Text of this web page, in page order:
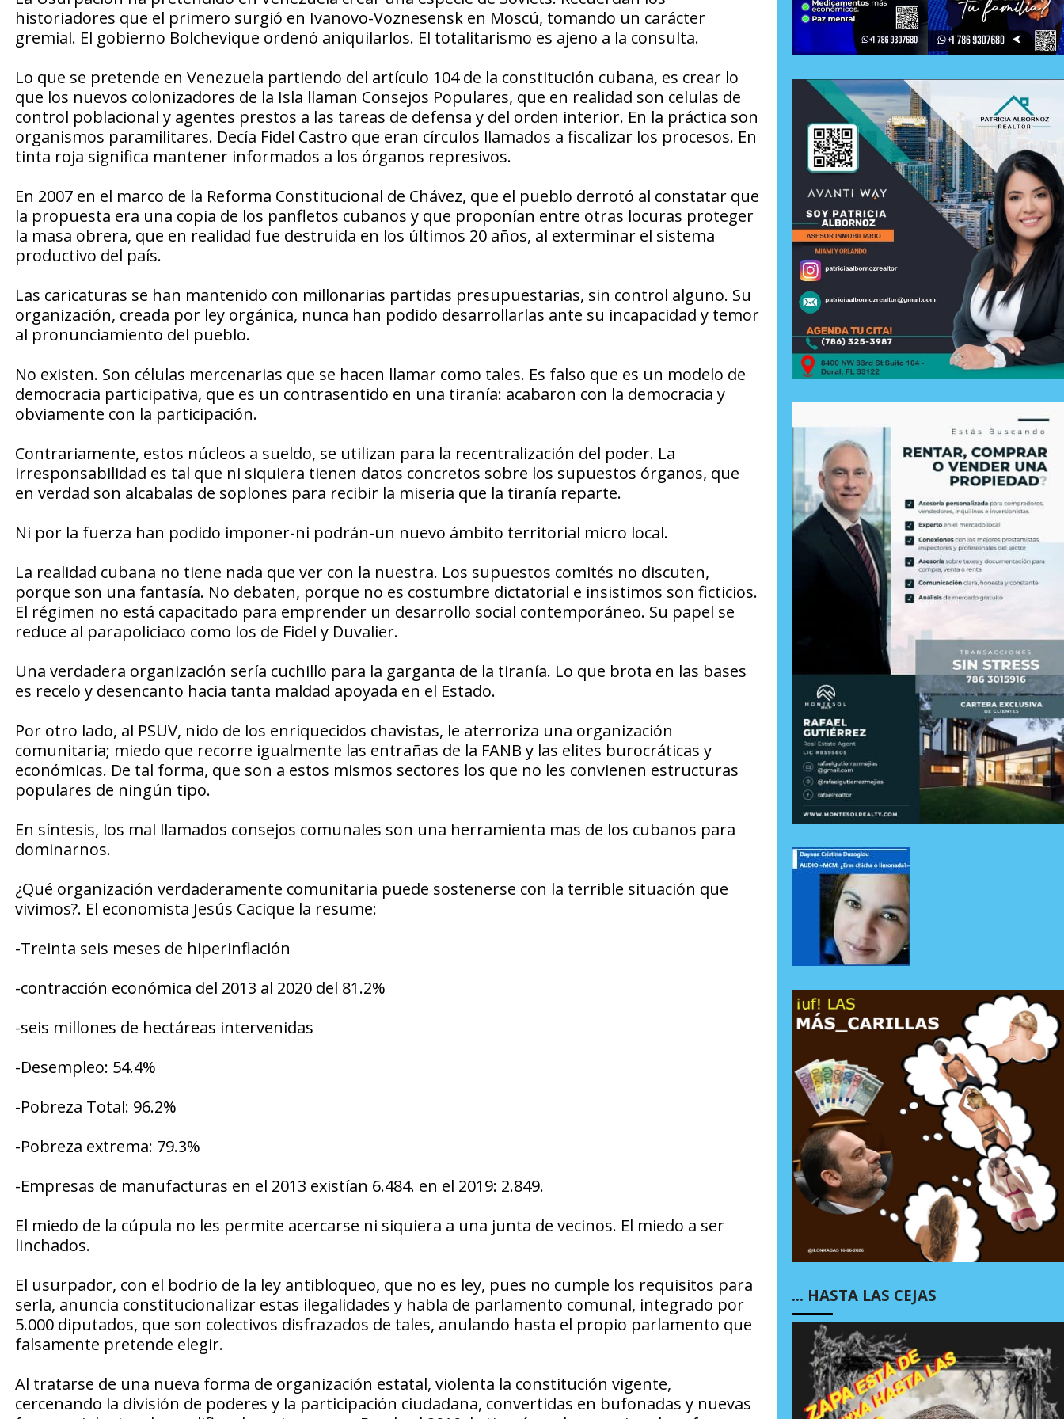
historiadores que el primero surgió en Ivanovo-Voznesensk en Moscú, tomando un carácter
gremial. El gobierno Bolchevique ordenó aniquilarlos. El totalitarismo es ajeno a la consulta.
Lo que se pretende en Venezuela partiendo del artículo 104 de la constitución cubana, es crear lo
que los nuevos colonizadores de la Isla llaman Consejos Populares, que en realidad son celulas de
control poblacional y agentes prestos a las tareas de defensa y del orden interior. En la práctica son
organismos paramilitares. Decía Fidel Castro que eran círculos llamados a fiscalizar los procesos. En
tinta roja significa mantener informados a los órganos represivos.
En 2007 en el marco de la Reforma Constitucional de Chávez, que el pueblo derrotó al constatar que
la propuesta era una copia de los panfletos cubanos y que proponían entre otras locuras proteger
la masa obrera, que en realidad fue destruida en los últimos 20 años, al exterminar el sistema
productivo del país.
Las caricaturas se han mantenido con millonarias partidas presupuestarias, sin control alguno. Su
organización, creada por ley orgánica, nunca han podido desarrollarlas ante su incapacidad y temor
al pronunciamiento del pueblo.
No existen. Son células mercenarias que se hacen llamar como tales. Es falso que es un modelo de
democracia participativa, que es un contrasentido en una tiranía: acabaron con la democracia y
obviamente con la participación.
Contrariamente, estos núcleos a sueldo, se utilizan para la recentralización del poder. La
irresponsabilidad es tal que ni siquiera tienen datos concretos sobre los supuestos órganos, que
en verdad son alcabalas de soplones para recibir la miseria que la tiranía reparte.
Ni por la fuerza han podido imponer-ni podrán-un nuevo ámbito territorial micro local.
La realidad cubana no tiene nada que ver con la nuestra. Los supuestos comités no discuten,
porque son una fantasía. No debaten, porque no es costumbre dictatorial e insistimos son ficticios.
El régimen no está capacitado para emprender un desarrollo social contemporáneo. Su papel se
reduce al parapoliciaco como los de Fidel y Duvalier.
Una verdadera organización sería cuchillo para la garganta de la tiranía. Lo que brota en las bases
es recelo y desencanto hacia tanta maldad apoyada en el Estado.
Por otro lado, al PSUV, nido de los enriquecidos chavistas, le aterroriza una organización
comunitaria; miedo que recorre igualmente las entrañas de la FANB y las elites burocráticas y
económicas. De tal forma, que son a estos mismos sectores los que no les convienen estructuras
populares de ningún tipo.
En síntesis, los mal llamados consejos comunales son una herramienta mas de los cubanos para
dominarnos.
¿Qué organización verdaderamente comunitaria puede sostenerse con la terrible situación que
vivimos?. El economista Jesús Cacique la resume:
-Treinta seis meses de hiperinflación
-contracción económica del 2013 al 2020 del 81.2%
-seis millones de hectáreas intervenidas
-Desempleo: 54.4%
-Pobreza Total: 96.2%
-Pobreza extrema: 79.3%
-Empresas de manufacturas en el 2013 existían 6.484. en el 2019: 2.849.
El miedo de la cúpula no les permite acercarse ni siquiera a una junta de vecinos. El miedo a ser
linchados.
El usurpador, con el bodrio de la ley antibloqueo, que no es ley, pues no cumple los requisitos para
serla, anuncia constitucionalizar estas ilegalidades y habla de parlamento comunal, integrado por
5.000 diputados, que son colectivos disfrazados de tales, anulando hasta el propio parlamento que
falsamente pretende elegir.
Al tratarse de una nueva forma de organización estatal, violenta la constitución vigente,
cercenando la división de poderes y la participación ciudadana, convertidas en bufonadas y nuevas
… HASTA LAS CEJAS